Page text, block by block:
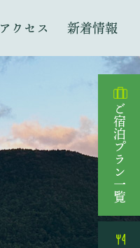
アクセス 新着情報
ご宿泊プラン一覧